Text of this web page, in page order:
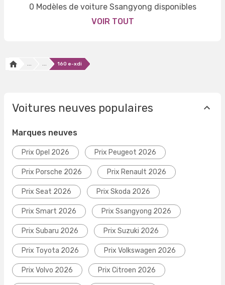
0 Modèles de voiture Ssangyong disponibles
VOIR TOUT
... ... 160 e-xdi
Voitures neuves populaires
Marques neuves
Prix Opel 2026 Prix Peugeot 2026
Prix Porsche 2026 Prix Renault 2026
Prix Seat 2026 Prix Skoda 2026
Prix Smart 2026 Prix Ssangyong 2026
Prix Subaru 2026 Prix Suzuki 2026
Prix Toyota 2026 Prix Volkswagen 2026
Prix Volvo 2026 Prix Citroen 2026